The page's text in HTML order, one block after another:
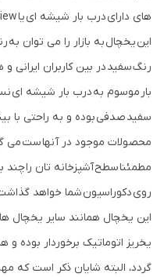
این یخچال به بازار را می توان
رنگ سفید در بین کاربران
سفید صدفی بوده و به راحتی با
محصولات موجود در آنها ست می
مطمئنا سطح آشپزخانه تان را چند
روی دکوراسیون شما خواهد
این یخچال همانند سایر یخچال
یخریز اتوماتیک برخوردار